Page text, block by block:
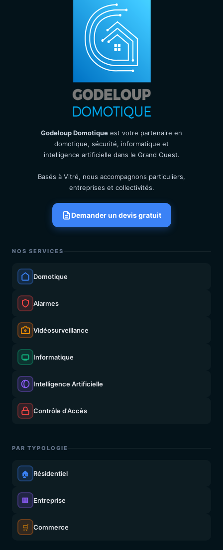
Godeloup Domotique est votre partenaire en
domotique, sécurité, informatique et
intelligence artificielle dans le Grand Ouest.
Basés à Vitré, nous accompagnons particuliers,
entreprises et collectivités.
Demander un devis gratuit
NOS SERVICES
Domotique
Alarmes
Vidéosurveillance
Informatique
Intelligence Artificielle
Contrôle d'Accès
PAR TYPOLOGIE
🏠 Résidentiel
🏢 Entreprise
🛒 Commerce